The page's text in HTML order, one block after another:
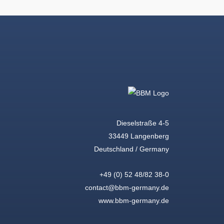
Dieselstraße 4-5
33449 Langenberg
Deutschland / Germany
+49 (0) 52 48/82 38-0
contact@bbm-germany.de
www.bbm-germany.de